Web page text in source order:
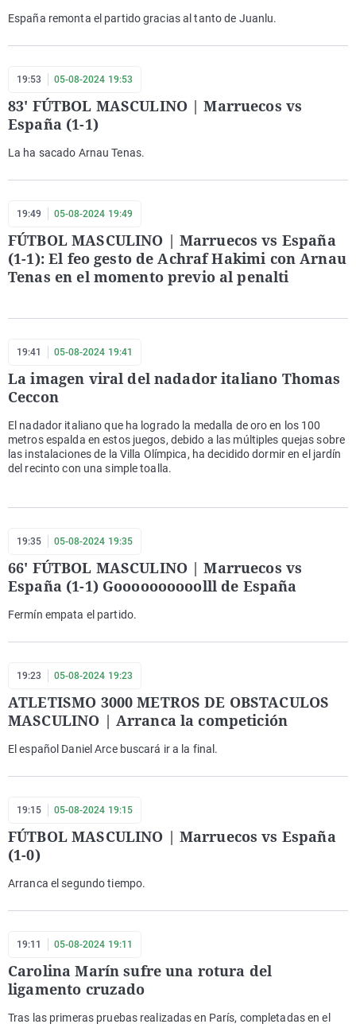
España remonta el partido gracias al tanto de Juanlu.
19:53 05-08-2024 19:53
83' FÚTBOL MASCULINO | Marruecos vs
España (1-1)
La ha sacado Arnau Tenas.
19:49 05-08-2024 19:49
FÚTBOL MASCULINO | Marruecos vs España
(1-1): El feo gesto de Achraf Hakimi con Arnau
Tenas en el momento previo al penalti
19:41 05-08-2024 19:41
La imagen viral del nadador italiano Thomas
Ceccon
El nadador italiano que ha logrado la medalla de oro en los 100
metros espalda en estos juegos, debido a las múltiples quejas sobre
las instalaciones de la Villa Olímpica, ha decidido dormir en el jardín
del recinto con una simple toalla.
19:35 05-08-2024 19:35
66' FÚTBOL MASCULINO | Marruecos vs
España (1-1) Goooooooooolll de España
Fermín empata el partido.
19:23 05-08-2024 19:23
ATLETISMO 3000 METROS DE OBSTACULOS
MASCULINO | Arranca la competición
El español Daniel Arce buscará ir a la final.
19:15 05-08-2024 19:15
FÚTBOL MASCULINO | Marruecos vs España
(1-0)
Arranca el segundo tiempo.
19:11 05-08-2024 19:11
Carolina Marín sufre una rotura del
ligamento cruzado
Tras las primeras pruebas realizadas en París, completadas en el